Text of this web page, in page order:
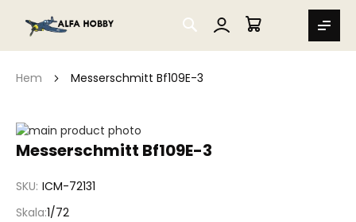
SEARCH
MIN VARUKORG
Hem Messerschmitt Bf109E-3
Messerschmitt Bf109E-3
SKU ICM-72131
Skala 1/72
Hoppa
till
bildgalleriet
Hoppa
av
bildgalleriet